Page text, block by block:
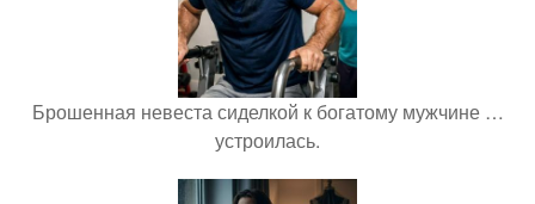
Брошенная невеста сиделкой к богатому мужчине …
устроилась.